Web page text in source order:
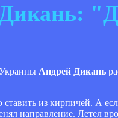
Андрей Дикань
из кирпичей. А
направление. Летел